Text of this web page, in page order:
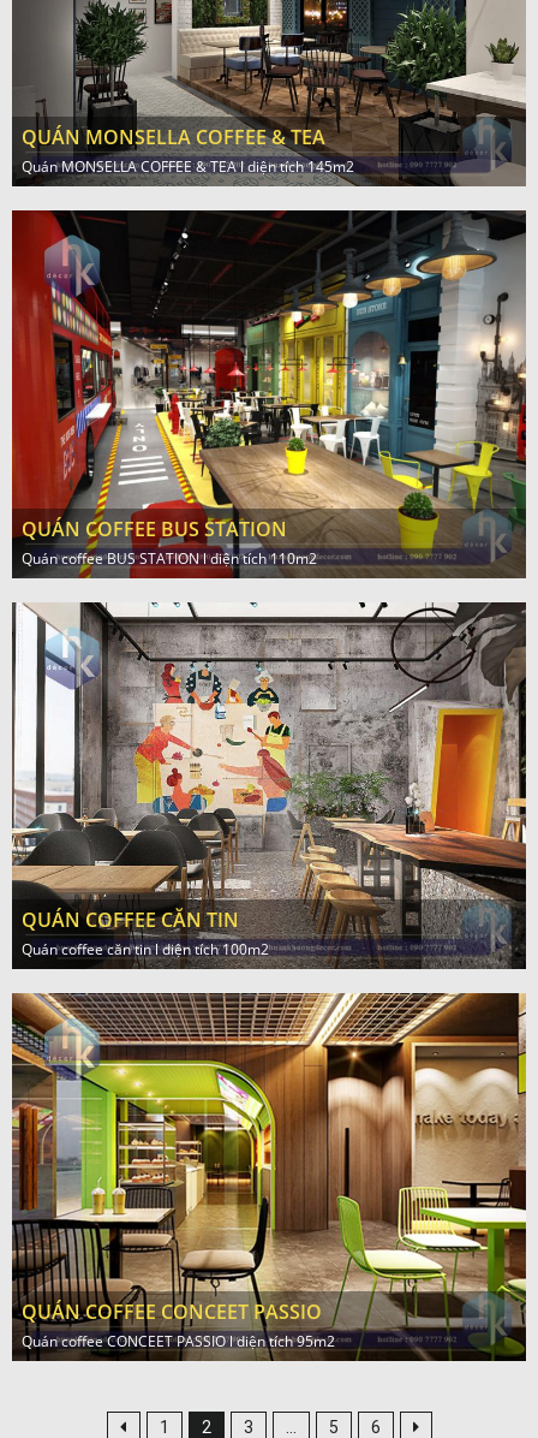
QUÁN MONSELLA COFFEE & TEA
Quán MONSELLA COFFEE & TEA l diện tích 145m2
QUÁN COFFEE BUS STATION
Quán coffee BUS STATION l diện tích 110m2
QUÁN COFFEE CĂN TIN
Quán coffee căn tin l diện tích 100m2
QUÁN COFFEE CONCEET PASSIO
Quán coffee CONCEET PASSIO l diện tích 95m2
1 2 3 5 6